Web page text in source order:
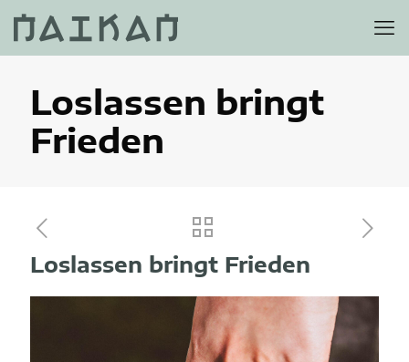
Loslassen bringt
Frieden
Loslassen bringt Frieden